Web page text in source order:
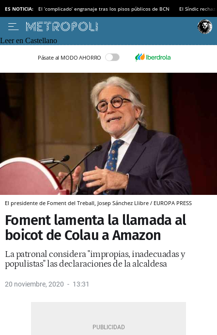
ES NOTICIA: El ‘complicado’ engranaje tras los pisos públicos de BCN El Síndic
Leer en Castellano
Pásate al MODO AHORRO
El presidente de Foment del Treball, Josep Sánchez Llibre / EUROPA PRESS
Foment lamenta la llamada al
boicot de Colau a Amazon
La patronal considera "impropias, inadecuadas y
populistas" las declaraciones de la alcaldesa
20 noviembre, 2020 13:31